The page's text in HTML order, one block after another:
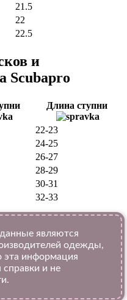
21.5
22
22.5
и
Scubapro
Длина ступни
22-23
24-25
26-27
28-29
30-31
32-33
являются
одежды,
эта информация
справки и не